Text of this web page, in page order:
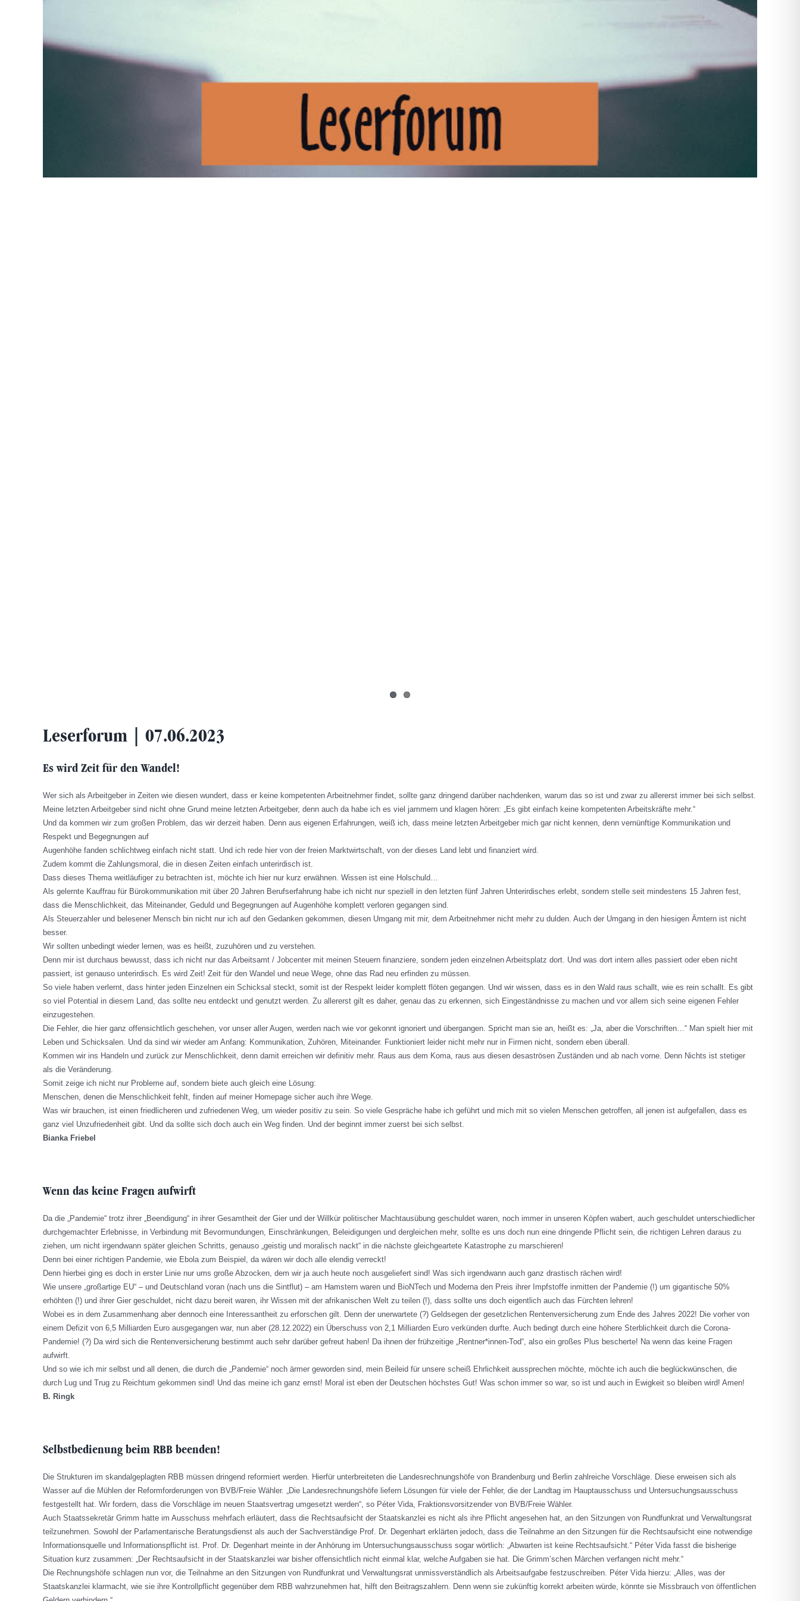
Leserforum | 07.06.2023
Es wird Zeit für den Wandel!
Wer sich als Arbeitgeber in Zeiten wie diesen wundert, dass er keine kompetenten Arbeitnehmer findet, sollte ganz dringend darüber nachdenken, warum das so ist und zwar zu allererst immer bei sich selbst.
Meine letzten Arbeitgeber sind nicht ohne Grund meine letzten Arbeitgeber, denn auch da habe ich es viel jammern und klagen hören: „Es gibt einfach keine kompetenten Arbeitskräfte mehr.“
Und da kommen wir zum großen Problem, das wir derzeit haben. Denn aus eigenen Erfahrungen, weiß ich, dass meine letzten Arbeitgeber mich gar nicht kennen, denn vernünftige Kommunikation und
Respekt und Begegnungen auf
Augenhöhe fanden schlichtweg einfach nicht statt. Und ich rede hier von der freien Marktwirtschaft, von der dieses Land lebt und finanziert wird.
Zudem kommt die Zahlungsmoral, die in diesen Zeiten einfach unterirdisch ist.
Dass dieses Thema weitläufiger zu betrachten ist, möchte ich hier nur kurz erwähnen. Wissen ist eine Holschuld…
Als gelernte Kauffrau für Bürokommunikation mit über 20 Jahren Berufserfahrung habe ich nicht nur speziell in den letzten fünf Jahren Unterirdisches erlebt, sondern stelle seit mindestens 15 Jahren fest,
dass die Menschlichkeit, das Miteinander, Geduld und Begegnungen auf Augenhöhe komplett verloren gegangen sind.
Als Steuerzahler und belesener Mensch bin nicht nur ich auf den Gedanken gekommen, diesen Umgang mit mir, dem Arbeitnehmer nicht mehr zu dulden. Auch der Umgang in den hiesigen Ämtern ist nicht
besser.
Wir sollten unbedingt wieder lernen, was es heißt, zuzuhören und zu verstehen.
Denn mir ist durchaus bewusst, dass ich nicht nur das Arbeitsamt / Jobcenter mit meinen Steuern finanziere, sondern jeden einzelnen Arbeitsplatz dort. Und was dort intern alles passiert oder eben nicht
passiert, ist genauso unterirdisch. Es wird Zeit! Zeit für den Wandel und neue Wege, ohne das Rad neu erfinden zu müssen.
So viele haben verlernt, dass hinter jeden Einzelnen ein Schicksal steckt, somit ist der Respekt leider komplett flöten gegangen. Und wir wissen, dass es in den Wald raus schallt, wie es rein schallt. Es gibt
so viel Potential in diesem Land, das sollte neu entdeckt und genutzt werden. Zu allererst gilt es daher, genau das zu erkennen, sich Eingeständnisse zu machen und vor allem sich seine eigenen Fehler
einzugestehen.
Die Fehler, die hier ganz offensichtlich geschehen, vor unser aller Augen, werden nach wie vor gekonnt ignoriert und übergangen. Spricht man sie an, heißt es: „Ja, aber die Vorschriften…“ Man spielt hier mit
Leben und Schicksalen. Und da sind wir wieder am Anfang: Kommunikation, Zuhören, Miteinander. Funktioniert leider nicht mehr nur in Firmen nicht, sondern eben überall.
Kommen wir ins Handeln und zurück zur Menschlichkeit, denn damit erreichen wir definitiv mehr. Raus aus dem Koma, raus aus diesen desaströsen Zuständen und ab nach vorne. Denn Nichts ist stetiger
als die Veränderung.
Somit zeige ich nicht nur Probleme auf, sondern biete auch gleich eine Lösung:
Menschen, denen die Menschlichkeit fehlt, finden auf meiner Homepage sicher auch ihre Wege.
Was wir brauchen, ist einen friedlicheren und zufriedenen Weg, um wieder positiv zu sein. So viele Gespräche habe ich geführt und mich mit so vielen Menschen getroffen, all jenen ist aufgefallen, dass es
ganz viel Unzufriedenheit gibt. Und da sollte sich doch auch ein Weg finden. Und der beginnt immer zuerst bei sich selbst.
Bianka Friebel
Wenn das keine Fragen aufwirft
Da die „Pandemie“ trotz ihrer „Beendigung“ in ihrer Gesamtheit der Gier und der Willkür politischer Machtausübung geschuldet waren, noch immer in unseren Köpfen wabert, auch geschuldet unterschiedlicher
durchgemachter Erlebnisse, in Verbindung mit Bevormundungen, Einschränkungen, Beleidigungen und dergleichen mehr, sollte es uns doch nun eine dringende Pflicht sein, die richtigen Lehren daraus zu
ziehen, um nicht irgendwann später gleichen Schritts, genauso „geistig und moralisch nackt“ in die nächste gleichgeartete Katastrophe zu marschieren!
Denn bei einer richtigen Pandemie, wie Ebola zum Beispiel, da wären wir doch alle elendig verreckt!
Denn hierbei ging es doch in erster Linie nur ums große Abzocken, dem wir ja auch heute noch ausgeliefert sind! Was sich irgendwann auch ganz drastisch rächen wird!
Wie unsere „großartige EU“ – und Deutschland voran (nach uns die Sintflut) – am Hamstern waren und BioNTech und Moderna den Preis ihrer Impfstoffe inmitten der Pandemie (!) um gigantische 50%
erhöhten (!) und ihrer Gier geschuldet, nicht dazu bereit waren, ihr Wissen mit der afrikanischen Welt zu teilen (!), dass sollte uns doch eigentlich auch das Fürchten lehren!
Wobei es in dem Zusammenhang aber dennoch eine Interessantheit zu erforschen gilt. Denn der unerwartete (?) Geldsegen der gesetzlichen Rentenversicherung zum Ende des Jahres 2022! Die vorher von
einem Defizit von 6,5 Milliarden Euro ausgegangen war, nun aber (28.12.2022) ein Überschuss von 2,1 Milliarden Euro verkünden durfte. Auch bedingt durch eine höhere Sterblichkeit durch die Corona-
Pandemie! (?) Da wird sich die Rentenversicherung bestimmt auch sehr darüber gefreut haben! Da ihnen der frühzeitige „Rentner*innen-Tod“, also ein großes Plus bescherte! Na wenn das keine Fragen
aufwirft.
Und so wie ich mir selbst und all denen, die durch die „Pandemie“ noch ärmer geworden sind, mein Beileid für unsere scheiß Ehrlichkeit aussprechen möchte, möchte ich auch die beglückwünschen, die
durch Lug und Trug zu Reichtum gekommen sind! Und das meine ich ganz ernst! Moral ist eben der Deutschen höchstes Gut! Was schon immer so war, so ist und auch in Ewigkeit so bleiben wird! Amen!
B. Ringk
Selbstbedienung beim RBB beenden!
Die Strukturen im skandalgeplagten RBB müssen dringend reformiert werden. Hierfür unterbreiteten die Landesrechnungshöfe von Brandenburg und Berlin zahlreiche Vorschläge. Diese erweisen sich als
Wasser auf die Mühlen der Reformforderungen von BVB/Freie Wähler. „Die Landesrechnungshöfe liefern Lösungen für viele der Fehler, die der Landtag im Hauptausschuss und Untersuchungsausschuss
festgestellt hat. Wir fordern, dass die Vorschläge im neuen Staatsvertrag umgesetzt werden“, so Péter Vida, Fraktionsvorsitzender von BVB/Freie Wähler.
Auch Staatssekretär Grimm hatte im Ausschuss mehrfach erläutert, dass die Rechtsaufsicht der Staatskanzlei es nicht als ihre Pflicht angesehen hat, an den Sitzungen von Rundfunkrat und Verwaltungsrat
teilzunehmen. Sowohl der Parlamentarische Beratungsdienst als auch der Sachverständige Prof. Dr. Degenhart erklärten jedoch, dass die Teilnahme an den Sitzungen für die Rechtsaufsicht eine notwendige
Informationsquelle und Informationspflicht ist. Prof. Dr. Degenhart meinte in der Anhörung im Untersuchungsausschuss sogar wörtlich: „Abwarten ist keine Rechtsaufsicht.“ Péter Vida fasst die bisherige
Situation kurz zusammen: „Der Rechtsaufsicht in der Staatskanzlei war bisher offensichtlich nicht einmal klar, welche Aufgaben sie hat. Die Grimm’schen Märchen verfangen nicht mehr.“
Die Rechnungshöfe schlagen nun vor, die Teilnahme an den Sitzungen von Rundfunkrat und Verwaltungsrat unmissverständlich als Arbeitsaufgabe festzuschreiben. Péter Vida hierzu: „Alles, was der
Staatskanzlei klarmacht, wie sie ihre Kontrollpflicht gegenüber dem RBB wahrzunehmen hat, hilft den Beitragszahlern. Denn wenn sie zukünftig korrekt arbeiten würde, könnte sie Missbrauch von öffentlichen